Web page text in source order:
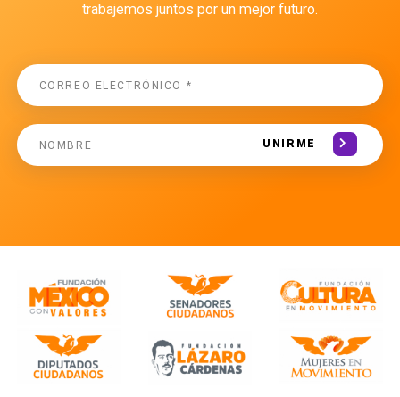
trabajemos juntos por un mejor futuro.
UNIRME